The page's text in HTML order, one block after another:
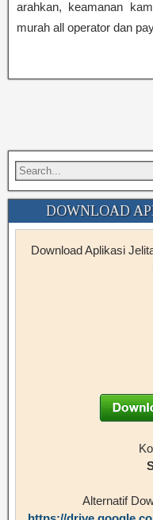
arahkan, keamanan
murah all operator dan
DOWNLOAD
Download Aplikasi
Alternatif